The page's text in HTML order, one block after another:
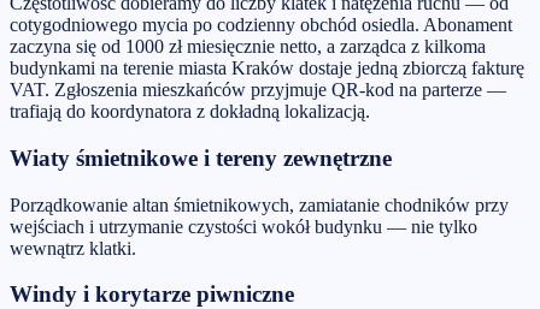
cotygodniowego mycia po codzienny obchód osiedla. Abonament
zaczyna się od 1000 zł miesięcznie netto, a zarządca z kilkoma
budynkami na terenie miasta Kraków dostaje jedną zbiorczą fakturę
VAT. Zgłoszenia mieszkańców przyjmuje QR-kod na parterze —
trafiają do koordynatora z dokładną lokalizacją.
Wiaty śmietnikowe i tereny zewnętrzne
Porządkowanie altan śmietnikowych, zamiatanie chodników przy
wejściach i utrzymanie czystości wokół budynku — nie tylko
wewnątrz klatki.
Windy i korytarze piwniczne